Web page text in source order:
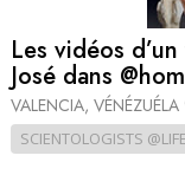
Les vidéos
José dans
VALENCIA, VÉNÉZUÉLA
SCIENTOLOGISTS @LIFE